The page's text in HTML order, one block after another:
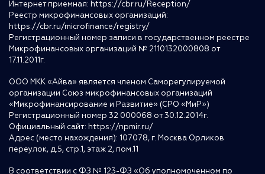
Интернет приемная: https://cbr.ru/Reception/
Реестр микрофинансовых организаций:
https://cbr.ru/microfinance/registry/
Регистрационный номер записи в государственном реестре
Микрофинансовых организаций № 2110132000808 от
17.11.2011г.
ООО МКК «Айва» является членом Саморегулируемой
организации Союз микрофинансовых организаций
«Микрофинансирование и Развитие» (СРО «МиР»)
Регистрационный номер 32 000068 от 30.12.2014г.
Официальный сайт: https://npmir.ru/
Адрес (место нахождения): 107078, г. Москва Орликов
переулок, д.5, стр.1, этаж 2, пом.11
В соответствии с ФЗ № 123-ФЗ «Об уполномоченном по